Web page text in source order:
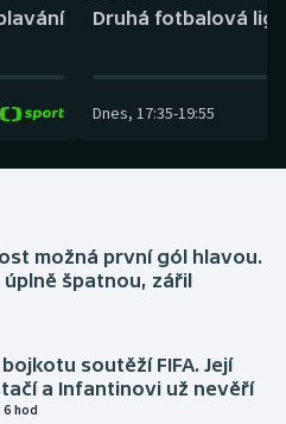
Druhá fotbalová
Dnes, 17:35-19:55
možná první gól hlavou.
úplně špatnou, zářil
bojkotu soutěží FIFA. Její
a Infantinovi už nevěří
hod